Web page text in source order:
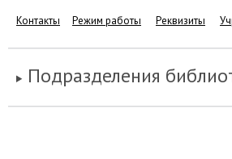
Контакты Режим работы Реквизиты
Подразделения